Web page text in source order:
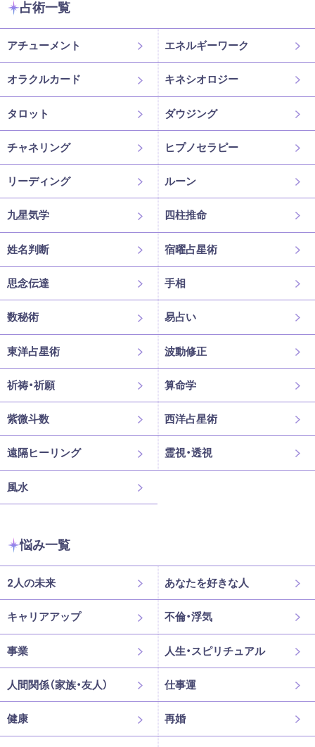
占術一覧
アチューメント エネルギーワーク
オラクルカード キネシオロジー
タロット ダウジング
チャネリング ヒプノセラピー
リーディング ルーン
九星気学 四柱推命
姓名判断 宿曜占星術
思念伝達 手相
数秘術 易占い
東洋占星術 波動修正
祈祷・祈願 算命学
紫微斗数 西洋占星術
遠隔ヒーリング 霊視・透視
風水
悩み一覧
2人の未来 あなたを好きな人
キャリアアップ 不倫・浮気
事業 人生・スピリチュアル
人間関係（家族・友人） 仕事運
健康 再婚